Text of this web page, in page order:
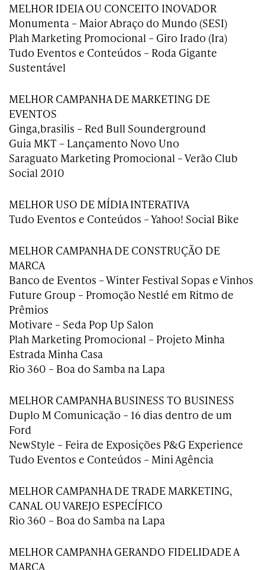
MELHOR IDEIA OU CONCEITO INOVADOR
Monumenta – Maior Abraço do Mundo (SESI)
Plah Marketing Promocional – Giro Irado (Ira)
Tudo Eventos e Conteúdos – Roda Gigante
Sustentável
MELHOR CAMPANHA DE MARKETING DE
EVENTOS
Ginga,brasilis – Red Bull Sounderground
Guia MKT – Lançamento Novo Uno
Saraguato Marketing Promocional – Verão Club
Social 2010
MELHOR USO DE MÍDIA INTERATIVA
Tudo Eventos e Conteúdos – Yahoo! Social Bike
MELHOR CAMPANHA DE CONSTRUÇÃO DE
MARCA
Banco de Eventos – Winter Festival Sopas e Vinhos
Future Group – Promoção Nestlé em Ritmo de
Prêmios
Motivare – Seda Pop Up Salon
Plah Marketing Promocional – Projeto Minha
Estrada Minha Casa
Rio 360 – Boa do Samba na Lapa
MELHOR CAMPANHA BUSINESS TO BUSINESS
Duplo M Comunicação – 16 dias dentro de um
Ford
NewStyle – Feira de Exposições P&G Experience
Tudo Eventos e Conteúdos – Mini Agência
MELHOR CAMPANHA DE TRADE MARKETING,
CANAL OU VAREJO ESPECÍFICO
Rio 360 – Boa do Samba na Lapa
MELHOR CAMPANHA GERANDO FIDELIDADE A
MARCA